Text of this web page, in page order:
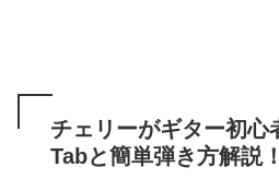
チェリーがギター初心
Tabと簡単弾き方解説！